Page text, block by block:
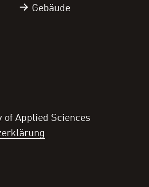
Gebäude
Applied Sciences